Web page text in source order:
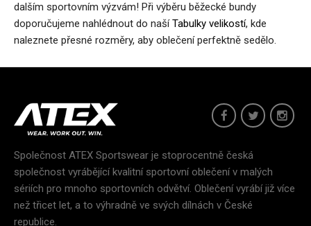
Bunda pro orientační běh LOKA
2 999 Kč
dalším sportovním výzvám! Při výběru běžecké bundy
doporučujeme nahlédnout do našíTabulky velikostí, kde
naleznete přesné rozměry, aby oblečení perfektně sedělo.
Společnost ATEX Sportswear je stoprocentně česká
společnost vyrábějící kvalitní sportovní oblečení v malých
sériích pro mnoho sportovních odvětví. Oblečení vyrábí již více
než třicet let, a to výhradně ve svých dílnách v České
republice.